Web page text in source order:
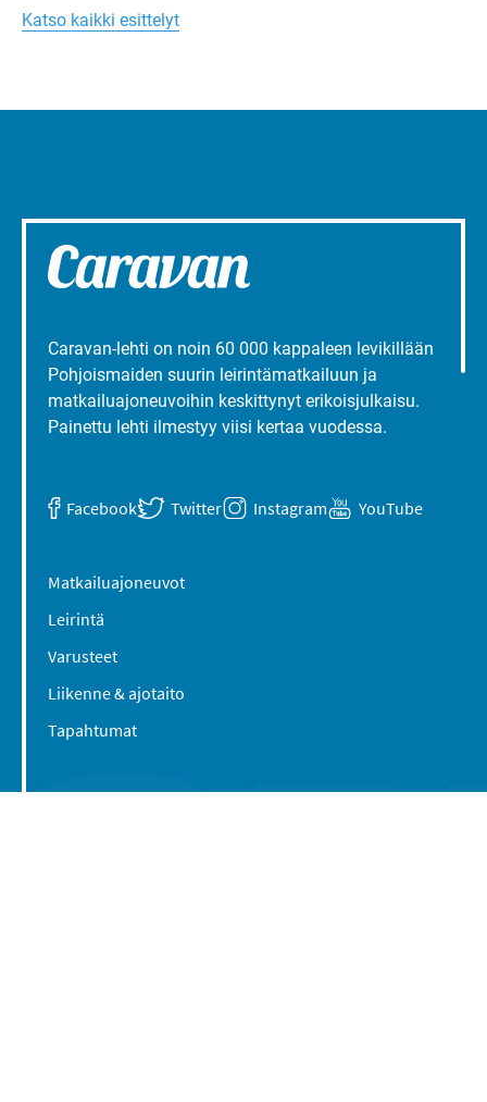
Turun
liepeillä
Katso kaikki esittelyt
Caravan-lehti on noin 60 000 kappaleen levikillään
Pohjoismaiden suurin leirintämatkailuun ja
matkailuajoneuvoihin keskittynyt erikoisjulkaisu.
Painettu lehti ilmestyy viisi kertaa vuodessa.
Facebook Twitter Instagram YouTube
Matkailuajoneuvot
Leirintä
Varusteet
Liikenne & ajotaito
Tapahtumat